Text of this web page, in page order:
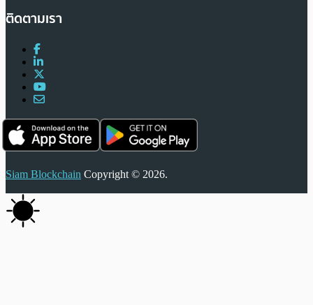
ติดตามเรา
Siam Blockchain Copyright © 2026.